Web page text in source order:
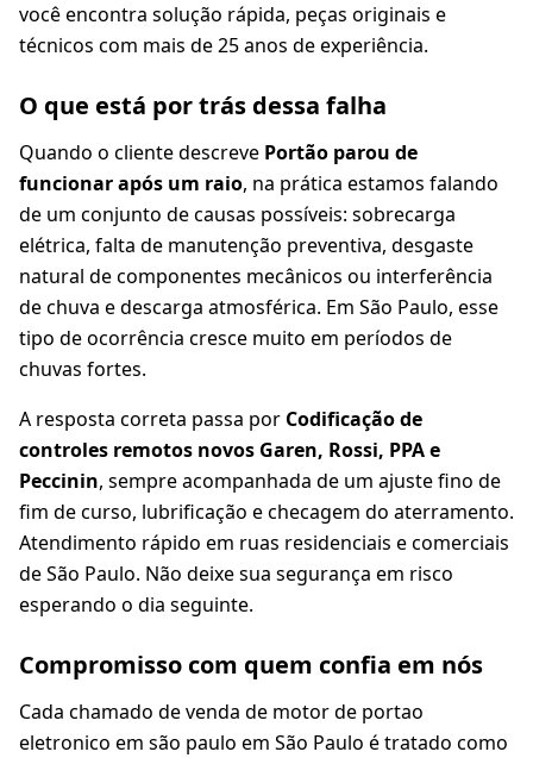
você encontra solução rápida, peças originais e
técnicos com mais de 25 anos de experiência.
O que está por trás dessa falha
Quando o cliente descreve Portão parou de
funcionar após um raio, na prática estamos falando
de um conjunto de causas possíveis: sobrecarga
elétrica, falta de manutenção preventiva, desgaste
natural de componentes mecânicos ou interferência
de chuva e descarga atmosférica. Em São Paulo, esse
tipo de ocorrência cresce muito em períodos de
chuvas fortes.
A resposta correta passa por Codificação de
controles remotos novos Garen, Rossi, PPA e
Peccinin, sempre acompanhada de um ajuste fino de
fim de curso, lubrificação e checagem do aterramento.
Atendimento rápido em ruas residenciais e comerciais
de São Paulo. Não deixe sua segurança em risco
esperando o dia seguinte.
Compromisso com quem confia em nós
Cada chamado de venda de motor de portao
eletronico em são paulo em São Paulo é tratado como